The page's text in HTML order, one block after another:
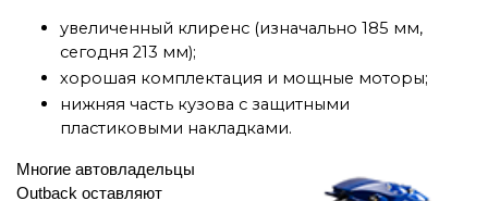
увеличенный клиренс (изначально 185 мм,
сегодня 213 мм);
хорошая комплектация и мощные моторы;
нижняя часть кузова с защитными
пластиковыми накладками.
Outback оставляют